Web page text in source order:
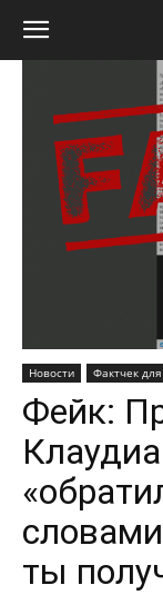
Новости Фактчек
Фейк:
ты